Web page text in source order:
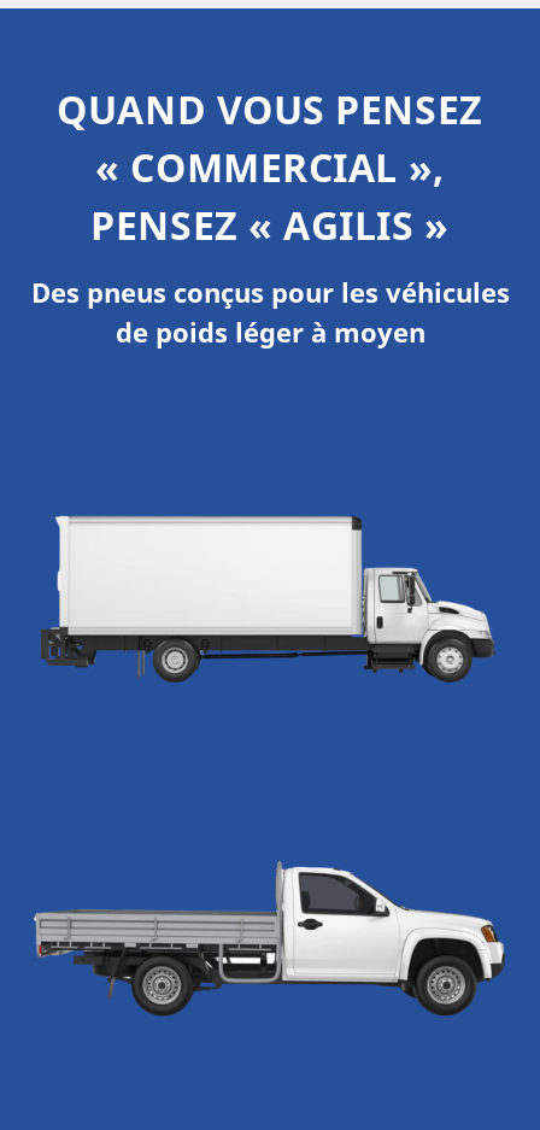
QUAND VOUS PENSEZ
« COMMERCIAL »,
PENSEZ « AGILIS »
Des pneus conçus pour les véhicules
de poids léger à moyen